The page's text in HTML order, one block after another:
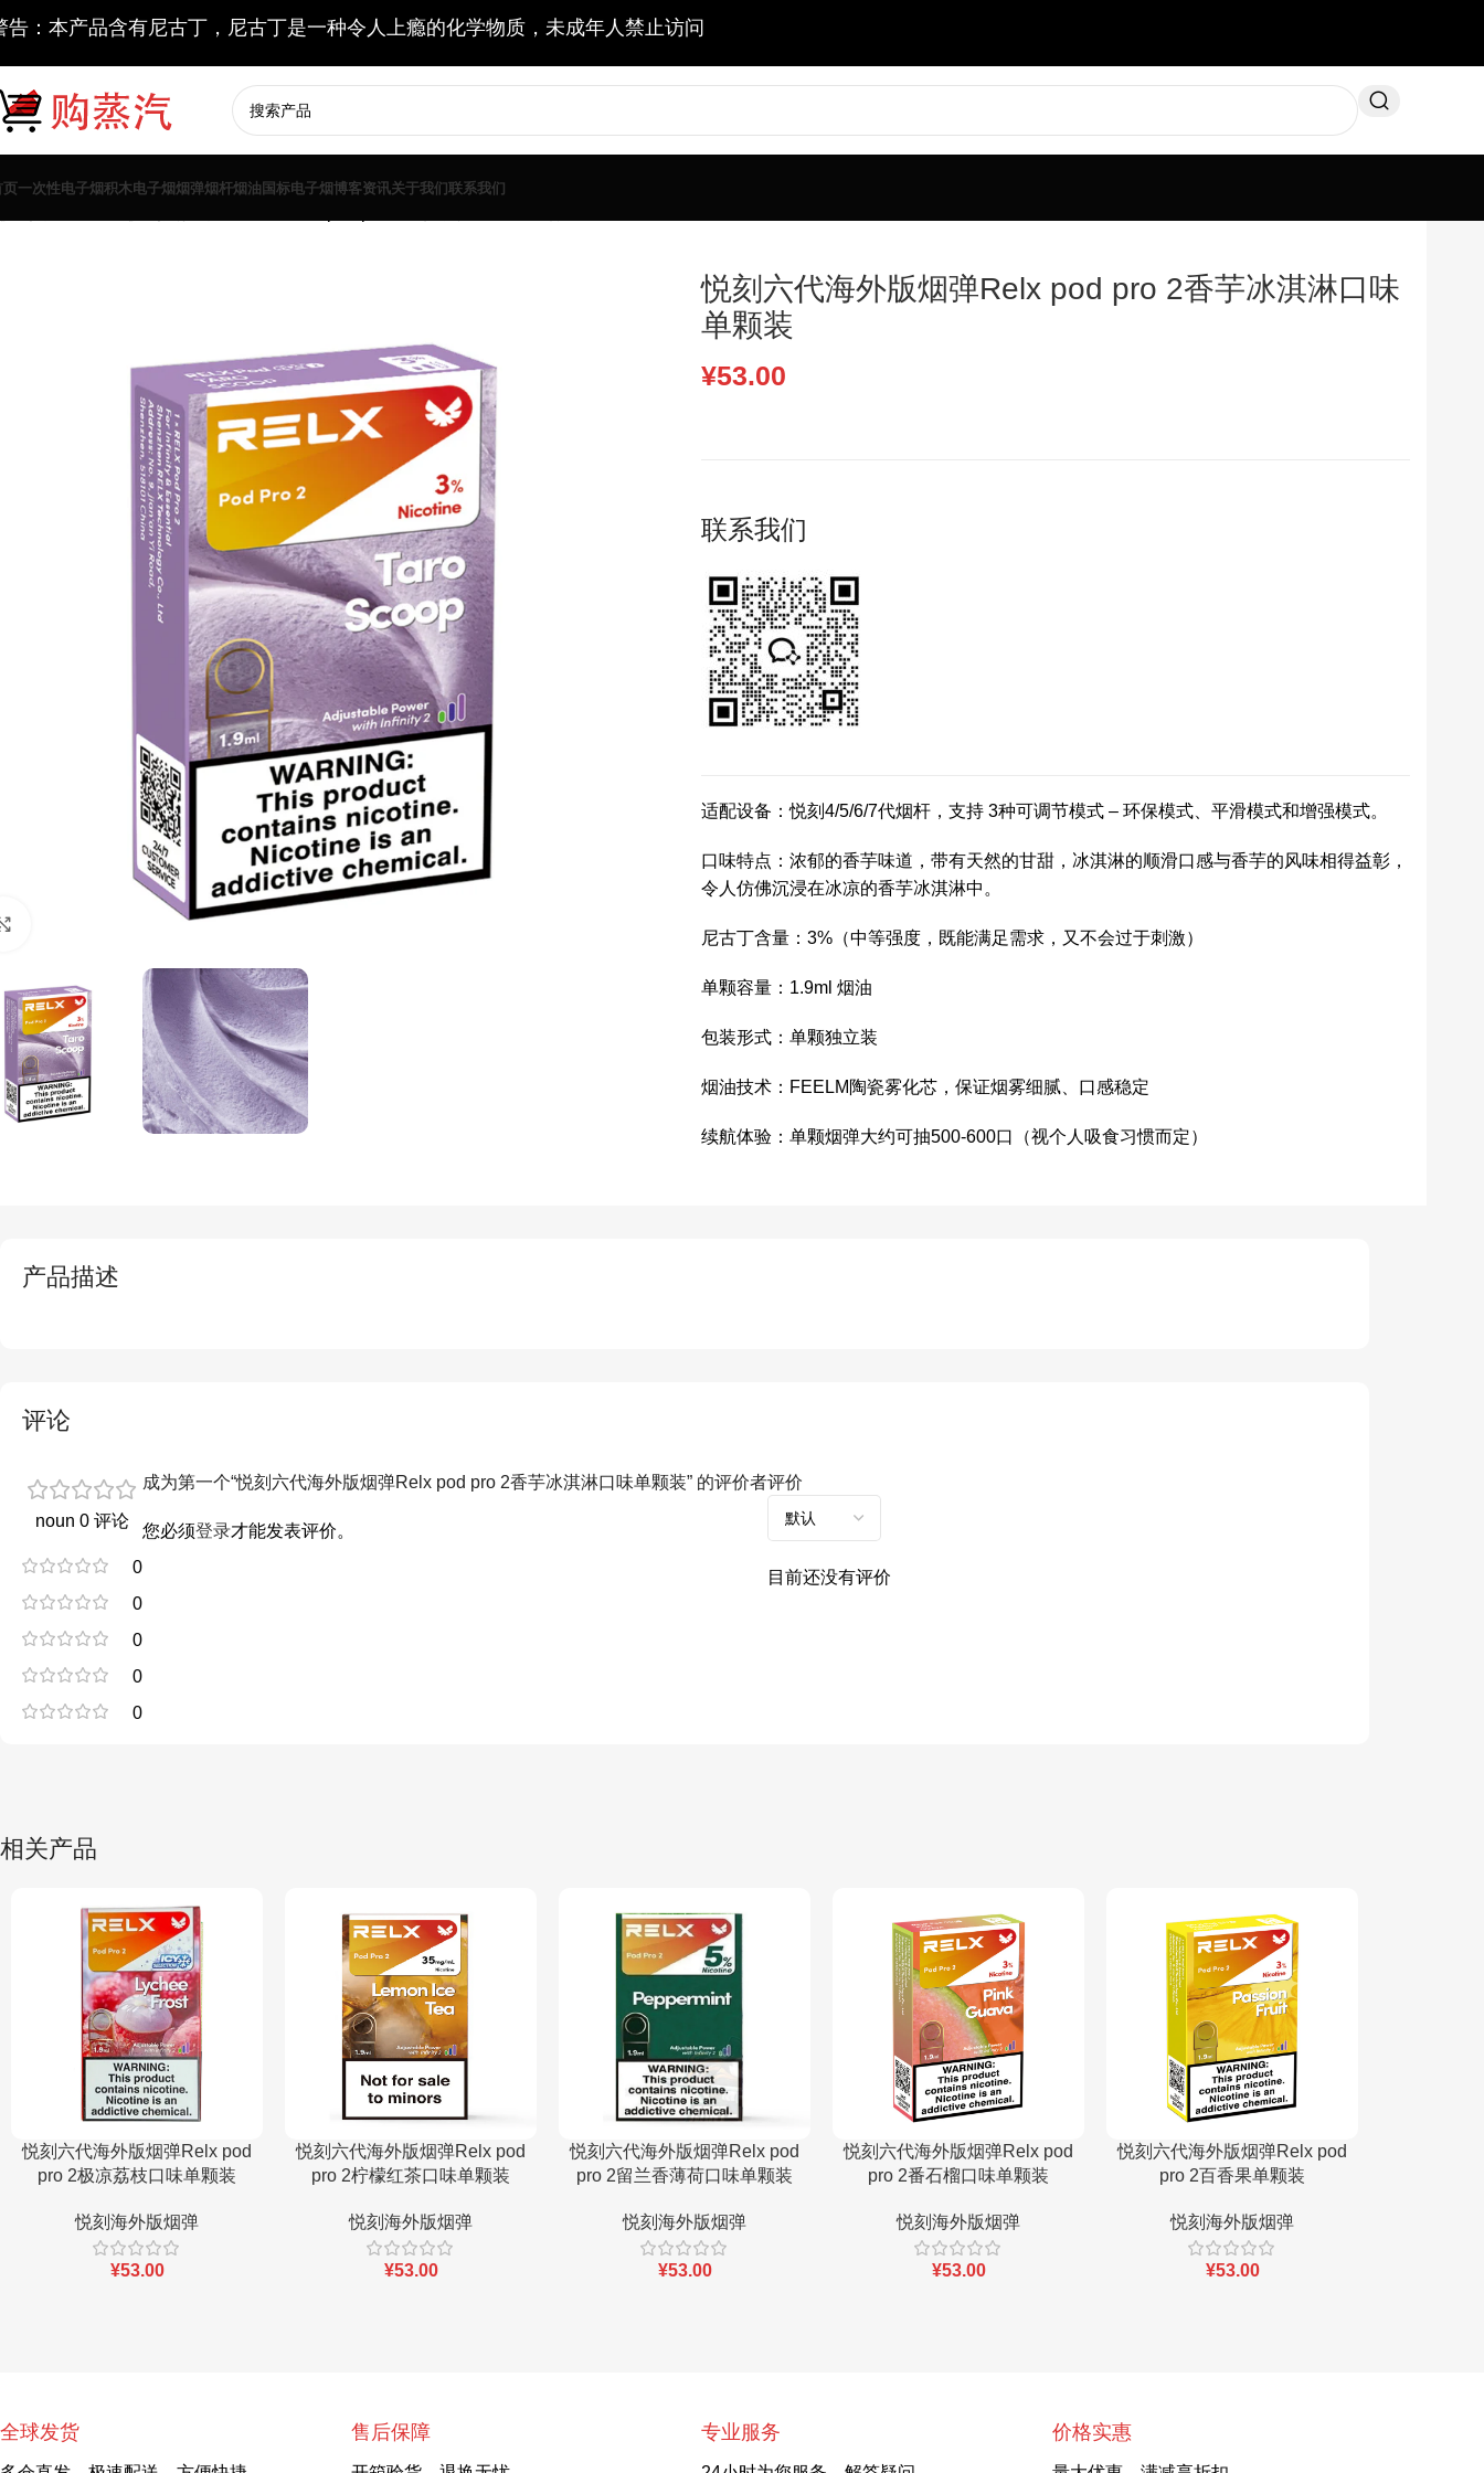
告：本产品含有尼古丁，尼古丁是一种令人上瘾的化学物质，未成年人禁止访问
页一次性电子烟积木电子烟烟弹烟杆烟油 国标电子烟博客资讯关于我们联系我们
悦刻六代海外版烟弹Relx pod pro 2香芋冰淇淋口味
单颗装
¥53.00
联系我们
适配设备：悦刻4/5/6/7代烟杆，支持 3种可调节模式 – 环保模式、平滑模式和增强模式。
口味特点：浓郁的香芋味道，带有天然的甘甜，冰淇淋的顺滑口感与香芋的风味相得益彰，
令人仿佛沉浸在冰凉的香芋冰淇淋中。
尼古丁含量：3%（中等强度，既能满足需求，又不会过于刺激）
单颗容量：1.9ml 烟油
包装形式：单颗独立装
烟油技术：FEELM陶瓷雾化芯，保证烟雾细腻、口感稳定
续航体验：单颗烟弹大约可抽500-600口（视个人吸食习惯而定）
产品描述
评论
noun 0 评论
0
0
0
0
0
评价
目前还没有评价
成为第一个“悦刻六代海外版烟弹Relx pod pro 2香芋冰淇淋口味单颗装” 的评价者
您必须登录才能发表评价。
相关产品
悦刻六代海外版烟弹Relx pod
pro 2极凉荔枝口味单颗装
悦刻海外版烟弹
¥53.00
悦刻六代海外版烟弹Relx pod
pro 2柠檬红茶口味单颗装
悦刻海外版烟弹
¥53.00
悦刻六代海外版烟弹Relx pod
pro 2留兰香薄荷口味单颗装
悦刻海外版烟弹
¥53.00
悦刻六代海外版烟弹Relx pod
pro 2番石榴口味单颗装
悦刻海外版烟弹
¥53.00
悦刻六代海外版烟弹Relx pod
pro 2百香果单颗装
悦刻海外版烟弹
¥53.00
全球发货 售后保障 专业服务 价格实惠